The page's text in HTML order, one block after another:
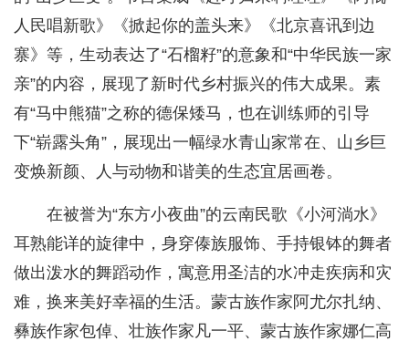
人民唱新歌》《掀起你的盖头来》《北京喜讯到边
寨》等，生动表达了“石榴籽”的意象和“中华民族一家
亲”的内容，展现了新时代乡村振兴的伟大成果。素
有“马中熊猫”之称的德保矮马，也在训练师的引导
下“崭露头角”，展现出一幅绿水青山家常在、山乡巨
变焕新颜、人与动物和谐美的生态宜居画卷。
在被誉为“东方小夜曲”的云南民歌《小河淌水》
耳熟能详的旋律中，身穿傣族服饰、手持银钵的舞者
做出泼水的舞蹈动作，寓意用圣洁的水冲走疾病和灾
难，换来美好幸福的生活。蒙古族作家阿尤尔扎纳、
彝族作家包倬、壮族作家凡一平、蒙古族作家娜仁高